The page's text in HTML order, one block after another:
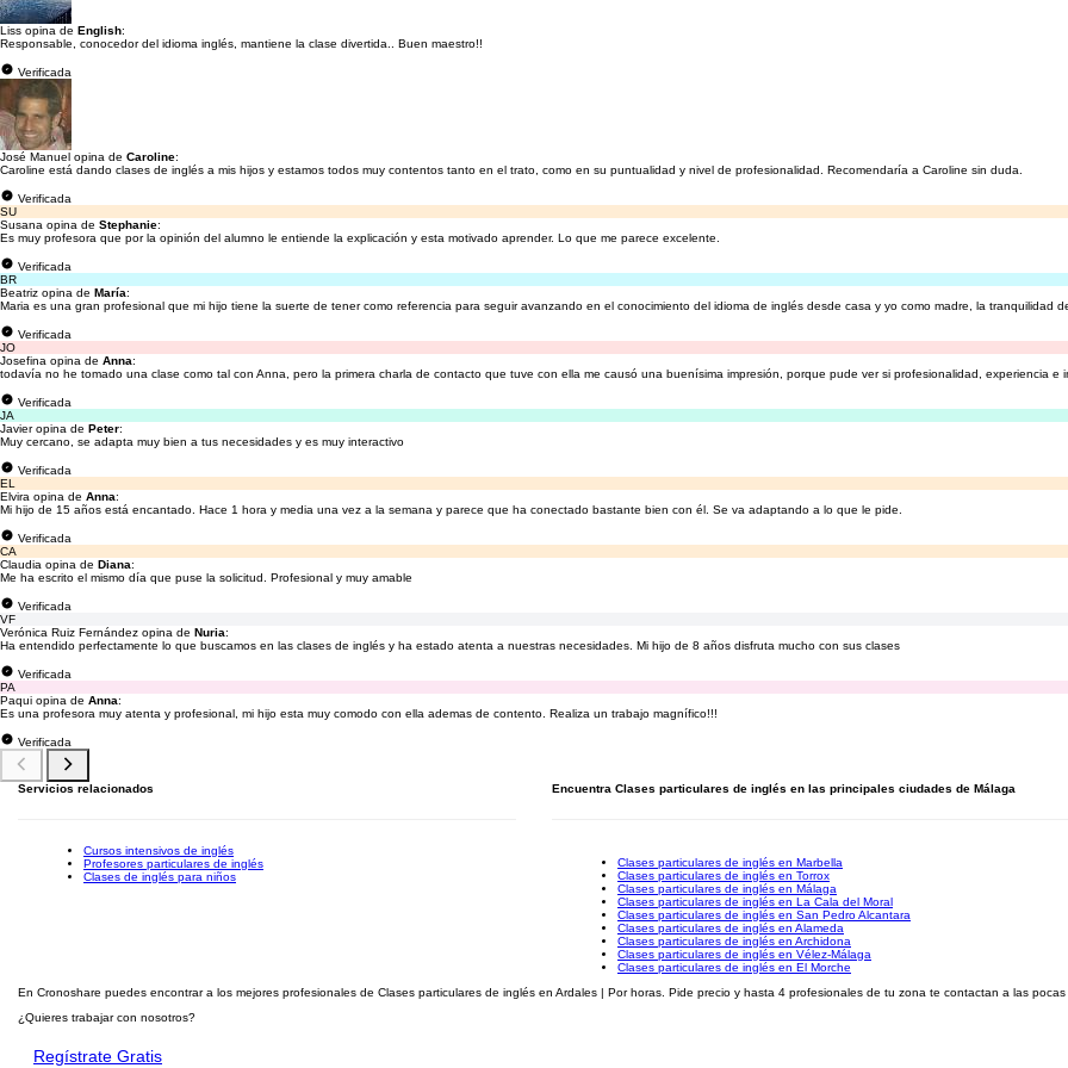
Liss opina de English:
Responsable, conocedor del idioma inglés, mantiene la clase divertida.. Buen maestro!!
Verificada
José Manuel opina de Caroline:
Caroline está dando clases de inglés a mis hijos y estamos todos muy contentos tanto en el trato, como en su puntualidad y nivel de profesionalidad. Recomendaría a Caroline sin duda.
Verificada
SU
Susana opina de Stephanie:
Es muy profesora que por la opinión del alumno le entiende la explicación y esta motivado aprender. Lo que me parece excelente.
Verificada
BR
Beatriz opina de María:
Maria es una gran profesional que mi hijo tiene la suerte de tener como referencia para seguir avanzando en el conocimiento del idioma de inglés desde casa y yo como madre, la tranquilidad
Verificada
JO
Josefina opina de Anna:
todavía no he tomado una clase como tal con Anna, pero la primera charla de contacto que tuve con ella me causó una buenísima impresión, porque pude ver si profesionalidad, experiencia e
Verificada
JA
Javier opina de Peter:
Muy cercano, se adapta muy bien a tus necesidades y es muy interactivo
Verificada
EL
Elvira opina de Anna:
Mi hijo de 15 años está encantado. Hace 1 hora y media una vez a la semana y parece que ha conectado bastante bien con él. Se va adaptando a lo que le pide.
Verificada
CA
Claudia opina de Diana:
Me ha escrito el mismo día que puse la solicitud. Profesional y muy amable
Verificada
VF
Verónica Ruiz Fernández opina de Nuria:
Ha entendido perfectamente lo que buscamos en las clases de inglés y ha estado atenta a nuestras necesidades. Mi hijo de 8 años disfruta mucho con sus clases
Verificada
PA
Paqui opina de Anna:
Es una profesora muy atenta y profesional, mi hijo esta muy comodo con ella ademas de contento. Realiza un trabajo magnífico!!!
Verificada
Servicios relacionados
Cursos intensivos de inglés
Profesores particulares de inglés
Clases de inglés para niños
Encuentra Clases particulares de inglés en las principales ciudades de Málaga
Clases particulares de inglés en Marbella
Clases particulares de inglés en Torrox
Clases particulares de inglés en Málaga
Clases particulares de inglés en La Cala del Moral
Clases particulares de inglés en San Pedro Alcantara
Clases particulares de inglés en Alameda
Clases particulares de inglés en Archidona
Clases particulares de inglés en Vélez-Málaga
Clases particulares de inglés en El Morche
En Cronoshare puedes encontrar a los mejores profesionales de Clases particulares de inglés en Ardales | Por horas. Pide precio y hasta 4 profesionales de tu zona te contactan a las pocas
¿Quieres trabajar con nosotros?
Regístrate Gratis